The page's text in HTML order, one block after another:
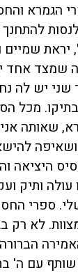
הגמרא
להתחנך
יראת שמיים
שמצד אחד
יש לה
מכל
שאותה
היציאה
ותיק
ספרי
לא רק
עם ה'